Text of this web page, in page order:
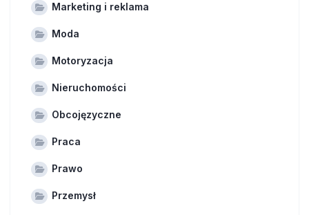
Marketing i reklama
Moda
Motoryzacja
Nieruchomości
Obcojęzyczne
Praca
Prawo
Przemysł